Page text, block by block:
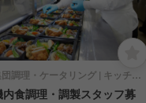
集団調理・ケータリング | キッチンスタッフ
内食調理・調製スタッフ募